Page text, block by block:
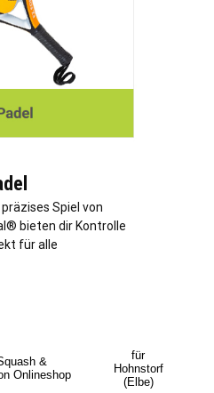
Spiel von
bieten dir Kontrolle
für alle
&
Onlineshop
für
Hohnstorf
(Elbe)